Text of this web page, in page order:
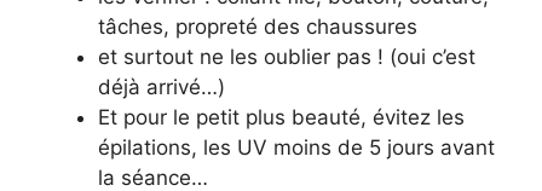
tâches, propreté des chaussures
et surtout ne les oublier pas ! (oui c’est
déjà arrivé…)
Et pour le petit plus beauté, évitez les
épilations, les UV moins de 5 jours avant
la séance…